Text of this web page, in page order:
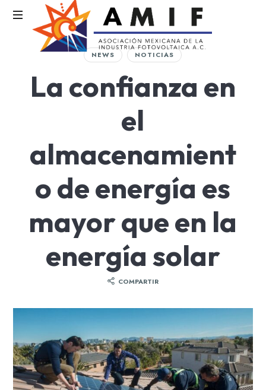
AMIF
NEWS NOTICIAS
La confianza en
el
almacenamient
o de energía es
mayor que en la
energía solar
COMPARTIR